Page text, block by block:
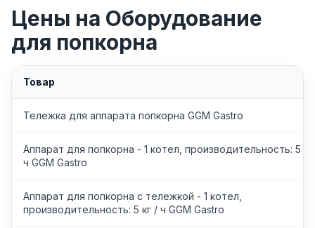
Цены на Оборудование
для попкорна
Товар
Тележка для аппарата попкорна GGM Gastro
Аппарат для попкорна - 1 котел, производительность: 5
ч GGM Gastro
Аппарат для попкорна с тележкой - 1 котел,
производительность: 5 кг / ч GGM Gastro